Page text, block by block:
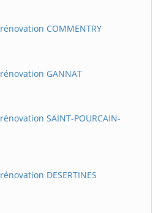
COMMENTRY
GANNAT
SAINT-POURCAIN-
DESERTINES